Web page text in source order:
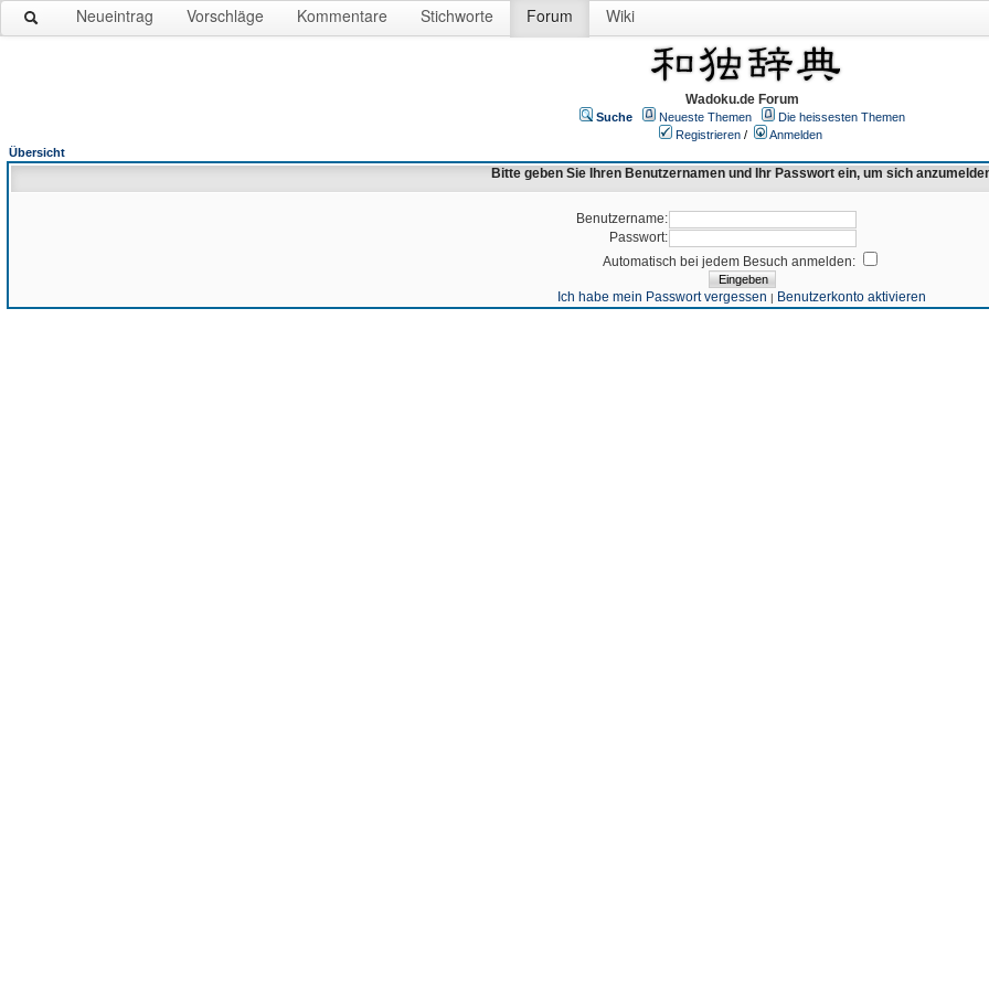
Neueintrag Vorschläge Kommentare Stichworte Forum Wiki
Wadoku.de Forum
Suche Neueste Themen
Die heissesten Themen
Registrieren /
Anmelden
Übersicht
Bitte geben Sie Ihren Benutzernamen und Ihr Passwort ein, um sich
Benutzername:
Passwort:
Automatisch bei jedem Besuch anmelden:
Ich habe mein Passwort vergessen | Benutzerkonto aktivieren